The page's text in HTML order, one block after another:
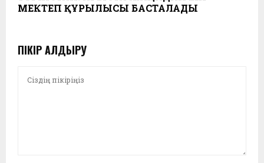
МЕКТЕП ҚҰРЫЛЫСЫ БАСТАЛАДЫ
ПІКІР ҚАЛДЫРУ